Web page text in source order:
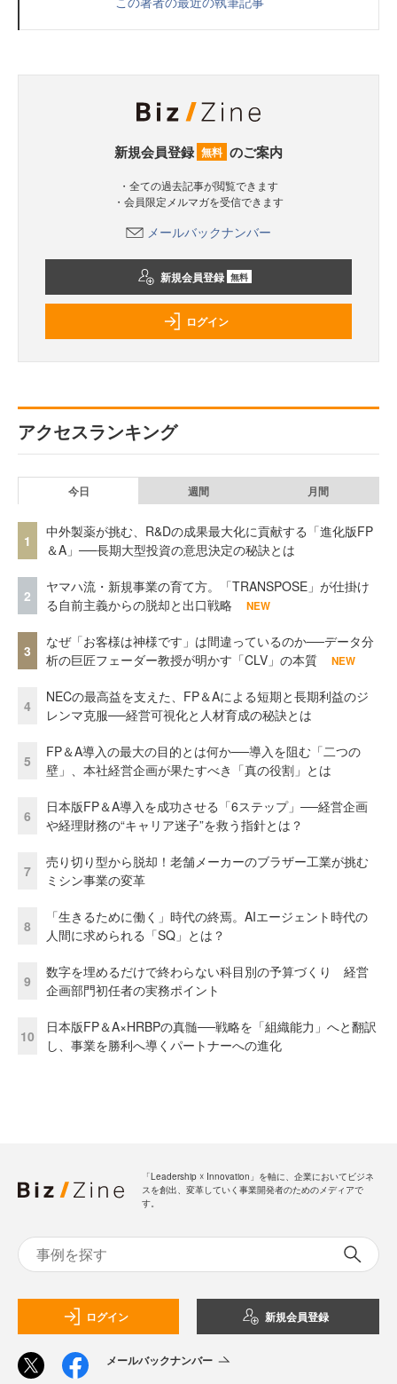
新規会員登録 無料 のご案内
・全ての過去記事が閲覧できます
・会員限定メルマガを受信できます
メールバックナンバー
新規会員登録 無料
ログイン
アクセスランキング
今日 週間 月間
1
中外製薬が挑む、R&Dの成果最大化に貢献する「進化版FP
＆A」──長期大型投資の意思決定の秘訣とは
2
ヤマハ流・新規事業の育て方。「TRANSPOSE」が仕掛け
る自前主義からの脱却と出口戦略
NEW
3
なぜ「お客様は神様です」は間違っているのか──データ分
析の巨匠フェーダー教授が明かす「CLV」の本質
NEW
4
NECの最高益を支えた、FP＆Aによる短期と長期利益のジ
レンマ克服──経営可視化と人材育成の秘訣とは
5
FP＆A導入の最大の目的とは何か──導入を阻む「二つの
壁」、本社経営企画が果たすべき「真の役割」とは
6
日本版FP＆A導入を成功させる「6ステップ」──経営企画
や経理財務の“キャリア迷子”を救う指針とは？
7
売り切り型から脱却！老舗メーカーのブラザー工業が挑む
ミシン事業の変革
8
「生きるために働く」時代の終焉。AIエージェント時代の
人間に求められる「SQ」とは？
9
数字を埋めるだけで終わらない科目別の予算づくり 経営
企画部門初任者の実務ポイント
10
日本版FP＆A×HRBPの真髄──戦略を「組織能力」へと翻訳
し、事業を勝利へ導くパートナーへの進化
「Leadership ☓ Innovation」を軸に、企業においてビジネ
スを創出、変革していく事業開発者のためのメディアで
す。
ログイン 新規会員登録
メールバックナンバー